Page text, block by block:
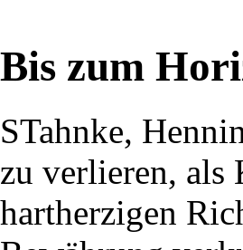
Bis zum
STahnke,
zu verlieren, als
hartherzigen